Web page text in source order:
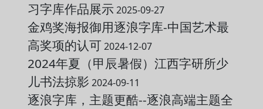
习字库作品展示 2025-09-27
金鸡奖海报御用逐浪字库-中国艺术最
高奖项的认可2024-12-07
2024年夏（甲辰暑假）江西字研所少
儿书法掠影 2024-09-11
逐浪字库，主题更酷--逐浪高端主题全